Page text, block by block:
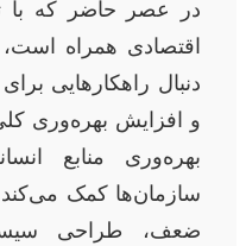
در عصر حاضر که با
اقتصادی همراه
دنبال راهکارهایی
و افزایش بهره‌وری
بهره‌وری منابع
سازمان‌ها کمک
ضعف، طراحی